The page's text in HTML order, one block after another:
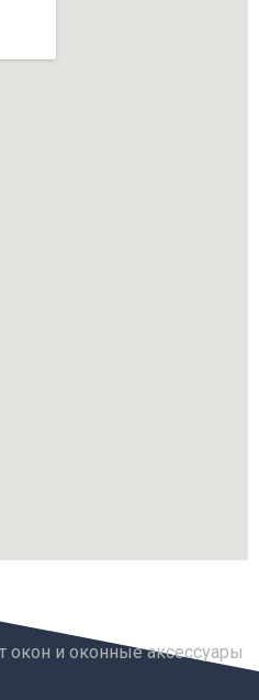
окон и оконные аксессуары